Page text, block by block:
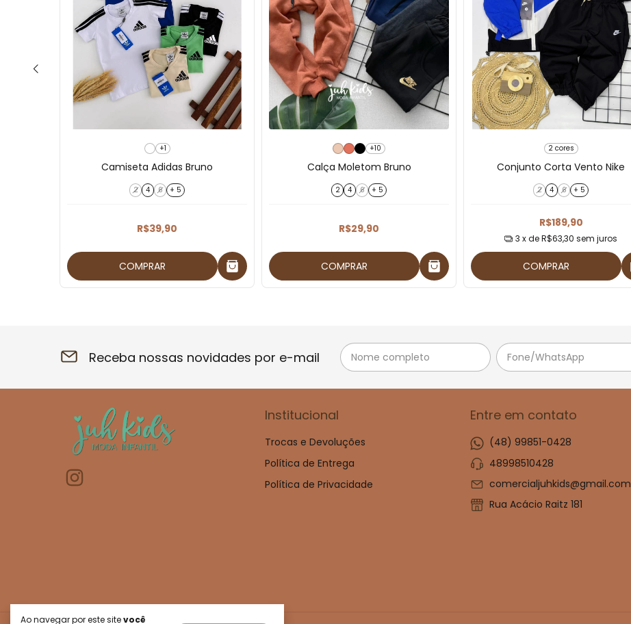
Ao navegar por este sitevocê
+1
Camiseta Adidas Bruno
2 4 6 + 5
R$39,90
COMPRAR
+10
Calça Moletom Bruno
2 4 6 + 5
R$29,90
COMPRAR
2 cores
Conjunto Corta Vento Nike
2 4 6 + 5
R$189,90
3 x deR$63,30 sem juros
COMPRAR
Receba nossas novidades por e-mail
Institucional
Trocas e Devoluções
Política de Entrega
Política de Privacidade
Entre em contato
(48) 99851-0428
48998510428
comercialjuhkids@gmail.com
Rua Acácio Raitz 181